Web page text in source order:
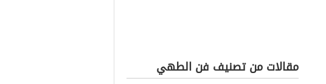
مقالات من تصنيف فن الطهي